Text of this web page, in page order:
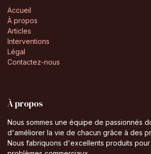
Accueil
À propos
Articles
Interventions
Légal
Contactez-nous
À propos
Nous sommes une équipe de passionnés
d'améliorer la vie de chacun grâce à des
Nous fabriquons d'excellents produits